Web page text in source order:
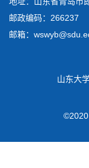
邮政编码：266237
邮箱：
山东大
©2020